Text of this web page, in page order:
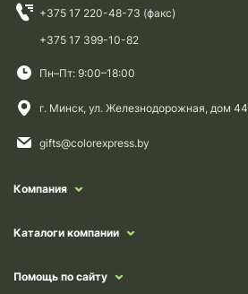
+375 17 220-48-73 (факс)
+375 17 399-10-82
Пн–Пт: 9:00–18:00
г. Минск, ул. Железнодорожная, дом
gifts@colorexpress.by
Компания
Каталоги компании
Помощь по сайту